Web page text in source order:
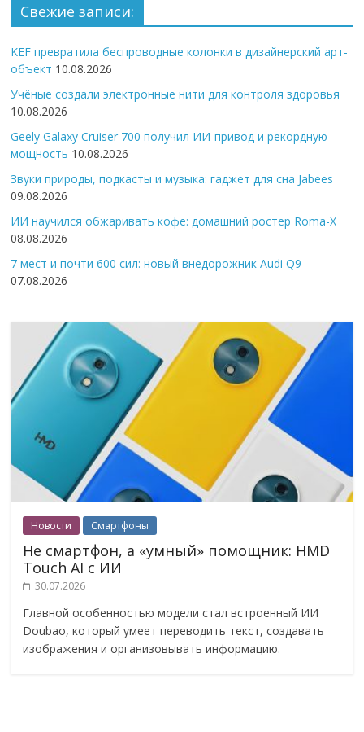
Свежие записи:
KEF превратила беспроводные колонки в дизайнерский арт-
объект 10.08.2026
Учёные создали электронные нити для контроля здоровья
10.08.2026
Geely Galaxy Cruiser 700 получил ИИ-привод и рекордную
мощность 10.08.2026
Звуки природы, подкасты и музыка: гаджет для сна Jabees
09.08.2026
ИИ научился обжаривать кофе: домашний ростер Roma-X
08.08.2026
7 мест и почти 600 сил: новый внедорожник Audi Q9
07.08.2026
Новости Смартфоны
Не смартфон, а «умный» помощник: HMD
Touch AI с ИИ
30.07.2026
Главной особенностью модели стал встроенный ИИ
Doubao, который умеет переводить текст, создавать
изображения и организовывать информацию.